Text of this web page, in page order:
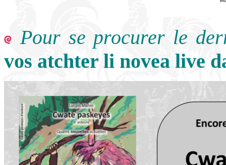
Pour se procurer le
vos atchter li novea live